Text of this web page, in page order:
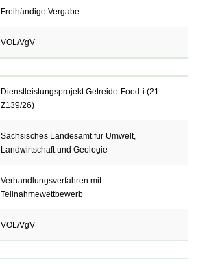
Freihändige Vergabe
VOL/VgV
Dienstleistungsprojekt Getreide-Food-i (21-
Z139/26)
Sächsisches Landesamt für Umwelt,
Landwirtschaft und Geologie
Verhandlungsverfahren mit
Teilnahmewettbewerb
VOL/VgV